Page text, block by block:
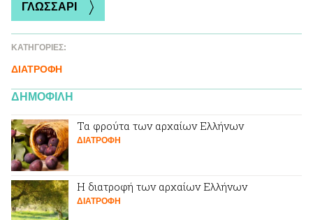
ΓΛΩΣΣΑΡΙ
ΚΑΤΗΓΟΡΙΕΣ:
ΔΙΑΤΡΟΦΗ
ΔΗΜΟΦΙΛΗ
Τα φρούτα των αρχαίων Ελλήνων
ΔΙΑΤΡΟΦΗ
Η διατροφή των αρχαίων Ελλήνων
ΔΙΑΤΡΟΦΗ